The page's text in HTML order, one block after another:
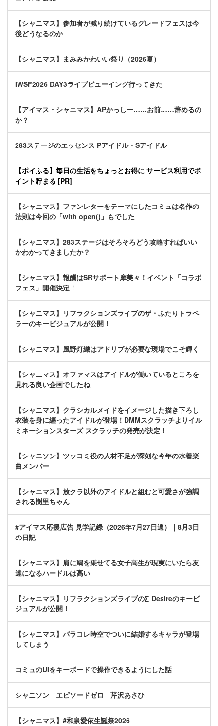
【シャニマス】参加者が減り続けているグレードフェスは今
後どうなるのか
【シャニマス】まみみかわいい祭り（2026夏）
IWSF2026 DAY3ライブビューイング行ってきた
【アイマス・シャニマス】APかっしー……お前……辞めるの
か？
283ステージのエッセンス Pアイドル・Sアイドル
【ポイふる】毎日の生活をちょっとお得に サービス利用でポ
イント貯まる [PR]
【シャニマス】ファンレターをテーマにしたコミュは名作の
法則は今回の「with open()」もでした
【シャニマス】283ステージはそろそろどう攻略すればいい
かわかってきましたか？
【シャニマス】報酬はSRサポート摩美々！イベント「コラボ
フェス」開催決定！
【シャニマス】リフラクションズライブのザ・ふたりトラベ
ラーのキービジュアルが公開！
【シャニマス】風野灯織はアドリブが必要な現場でこそ輝く
【シャニマス】オファマスはアイドルが働いているところを
見れる良い企画でしたね
【シャニマス】クラシカルメイドをイメージした描き下ろし
衣装を身に纏ったアイドルが登場！DMMスクラッチよりイル
ミネーションスターズ スクラッチの発売が決定！
【シャニソン】ツッコミ役の人材不足が深刻な今年の水着楽
曲メンバー
【シャニマス】放クラ以外のアイドルと組むと可愛さが強調
される樹里ちゃん
#アイマス応援広告 見学記録（2026年7月27日週）｜8月3日
の日記
【シャニマス】肩に鳩を乗せてる女子高生が現実にいたら友
達になるハードルは高い
【シャニマス】リフラクションズライブの∑ Desireのキービ
ジュアルが公開！
【シャニマス】パラコレ時空でついに結婚するキャラが登場
してしまう
コミュのUIをキーボードで操作できるようにした話
シャニソン エピソードゼロ 芹沢あさひ
【シャニマス】#和泉愛依生誕祭2026